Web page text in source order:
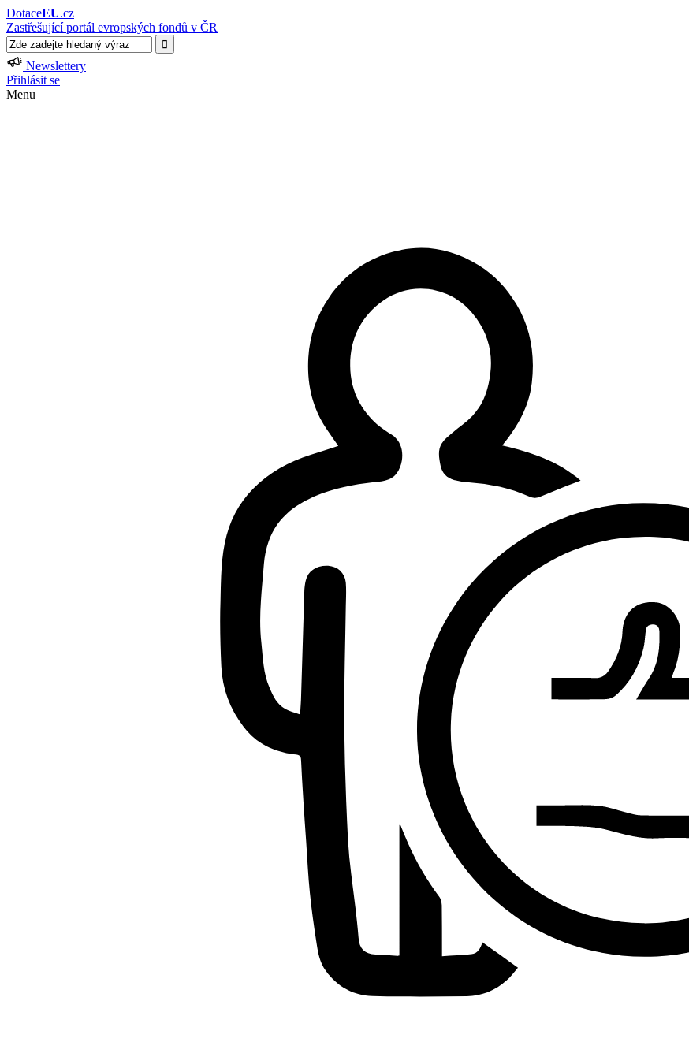
DotaceEU.cz
Zastřešující portál evropských fondů v ČR
Newslettery
Přihlásit se
Menu